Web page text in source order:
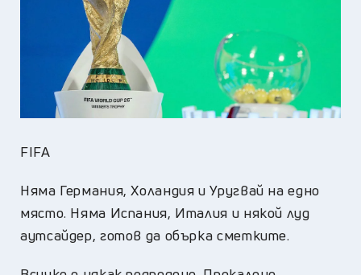
FIFA
Няма Германия, Холандия и Уругвай на едно
място. Няма Испания, Италия и някой луд
аутсайдер, готов да обърка сметките.